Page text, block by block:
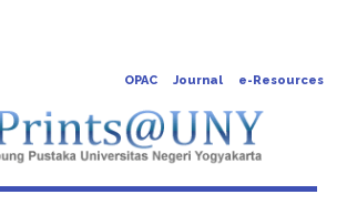
OPAC Journal e-Resources